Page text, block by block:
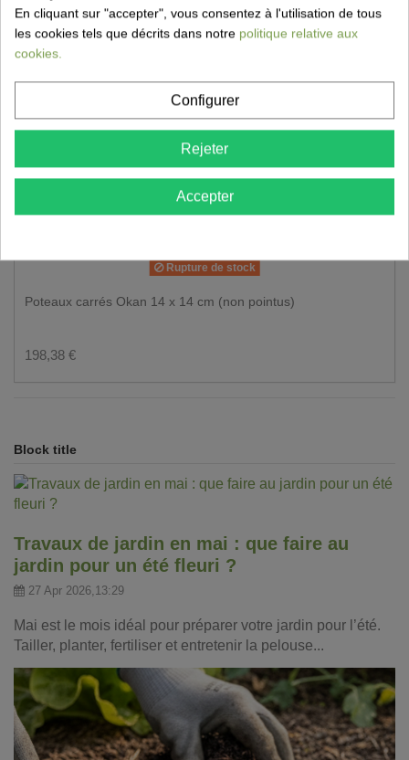
Rupture de stock
Poteaux carrés Okan 14 x 14 cm (non pointus)
198,38 €
Block title
Travaux de jardin en mai : que faire au
jardin pour un été fleuri ?
27 Apr 2026,13:29
Mai est le mois idéal pour préparer votre jardin pour l’été.
Tailler, planter, fertiliser et entretenir la pelouse...
En cliquant sur "accepter", vous consentez à l'utilisation de tous
les cookies tels que décrits dans notre politique relative aux
cookies.
Configurer
Rejeter
Accepter